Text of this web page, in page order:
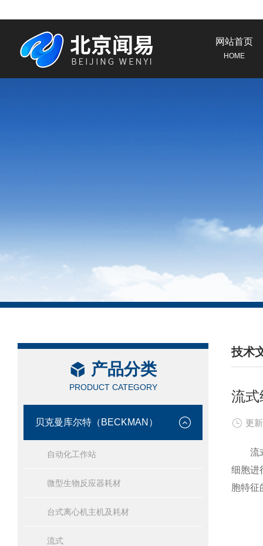
网站首页
HOME
产品分类
PRODUCT CATEGORY
贝克曼库尔特（BECKMAN）
自动化工作站
微型生物反应器耗材
台式离心机主机及耗材
流式
技术
/
流式
更
流式
细胞进
胞特